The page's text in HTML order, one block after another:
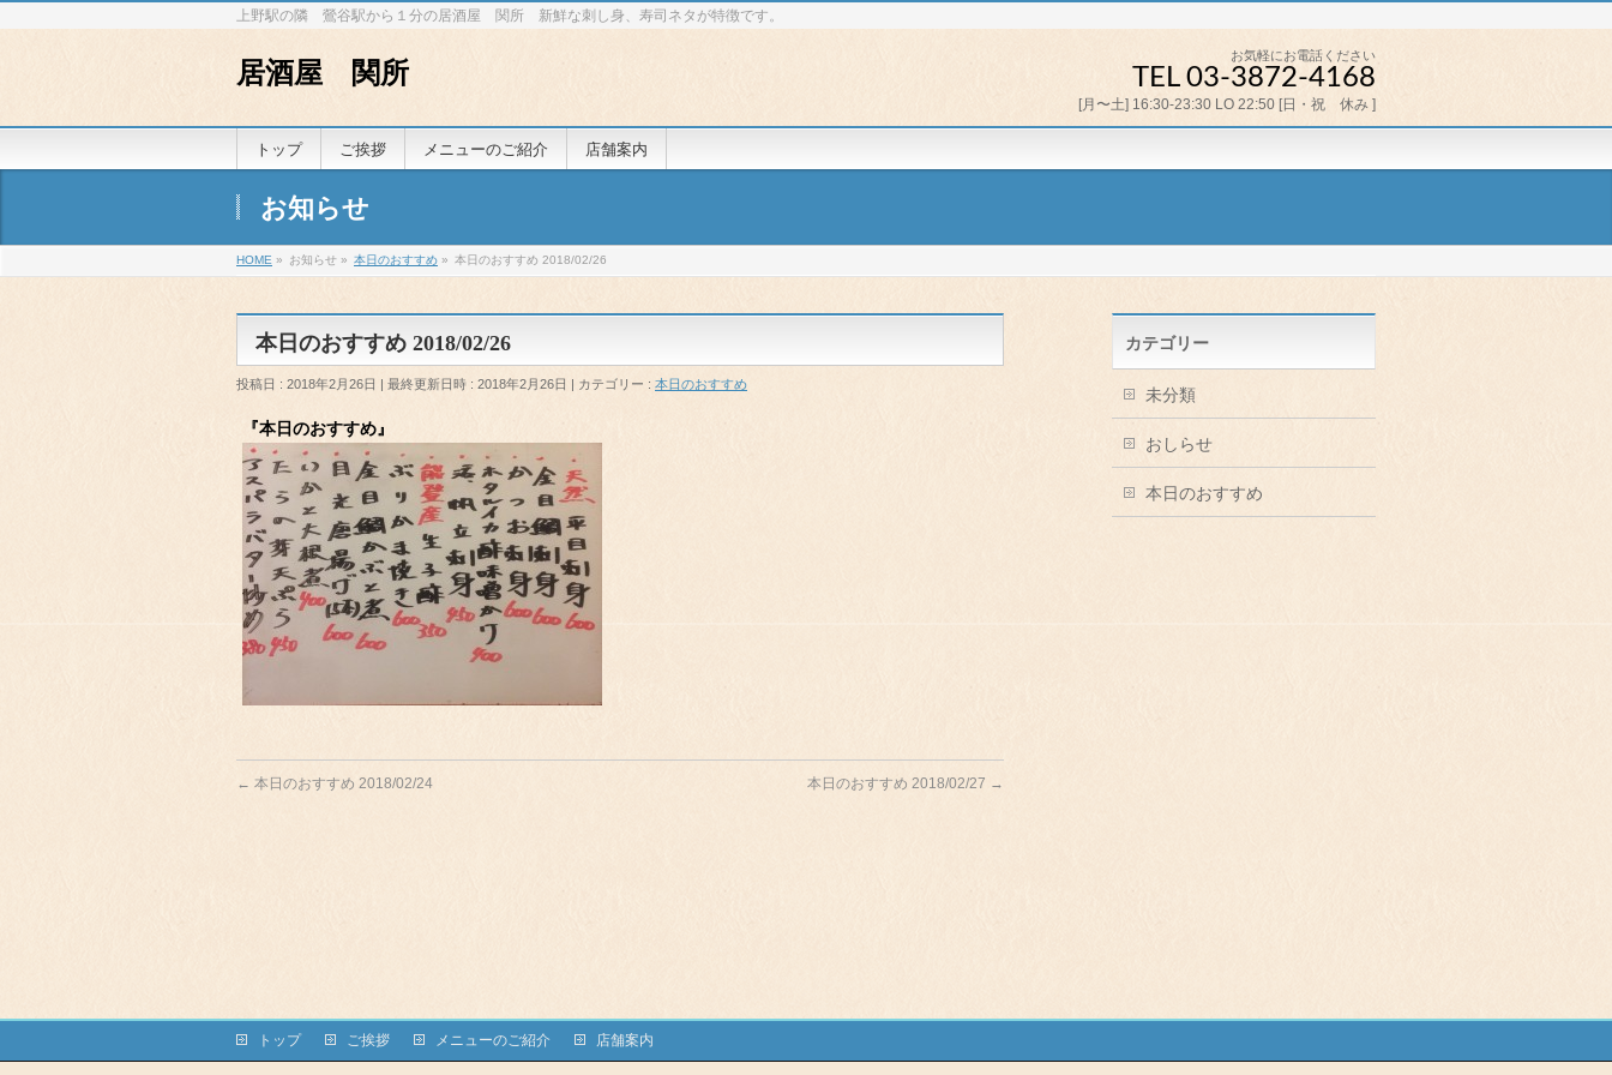
上野駅の隣 鶯谷駅から１分の居酒屋 関所 新鮮な刺し身、寿司ネタが特徴です。
居酒屋 関所
お気軽にお電話ください
TEL 03-3872-4168
[月〜土] 16:30-23:30 LO 22:50 [日・祝 休み ]
トップ ご挨拶 メニューのご紹介 店舗案内
お知らせ
HOME » お知らせ » 本日のおすすめ » 本日のおすすめ 2018/02/26
本日のおすすめ 2018/02/26
投稿日 : 2018年2月26日 最終更新日時 : 2018年2月26日 カテゴリー : 本日のおすすめ
『本日のおすすめ』
← 本日のおすすめ 2018/02/24 本日のおすすめ 2018/02/27 →
カテゴリー
未分類
おしらせ
本日のおすすめ
トップ ご挨拶 メニューのご紹介 店舗案内